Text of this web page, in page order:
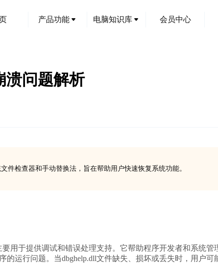
产品功能 电脑知识库 会员中心
溃问题解析
件检查器和手动替换法，旨在帮助用户快速恢复系统功能。
用于提供调试和错误处理支持。它帮助程序开发者和系统管
的运行问题。当dbghelp.dll文件缺失、损坏或丢失时，用户可